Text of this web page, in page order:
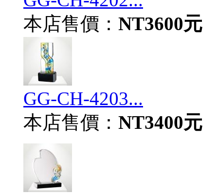
本店售價： NT3600元
GG-CH-4203...
本店售價： NT3400元